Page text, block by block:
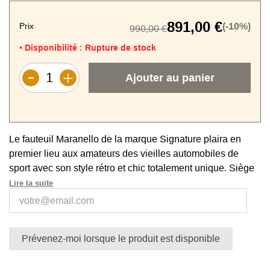
Prix 990,00 €891,00 €(-10%)
• Disponibilité : Rupture de stock
Ajouter au panier
Le fauteuil Maranello de la marque Signature plaira en
premier lieu aux amateurs des vieilles automobiles de
sport avec son style rétro et chic totalement unique. Siège
iconique réalisé avec du cuir pleine fleur matelassé de
couleur noire et un cadre fin en métal doré. Effet décoratif
garanti. Modèle confortable avec assise en mousse.
Lire la suite
Prévenez-moi lorsque le produit est disponible